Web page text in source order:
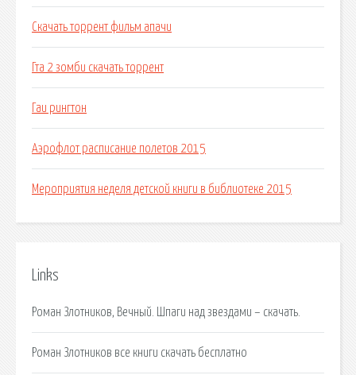
Скачать торрент фильм апачи
Гта 2 зомби скачать торрент
Гаи рингтон
Аэрофлот расписание полетов 2015
Мероприятия неделя детской книги в библиотеке 2015
Links
Роман Злотников, Вечный. Шпаги над звездами – скачать.
Роман Злотников все книги скачать бесплатно